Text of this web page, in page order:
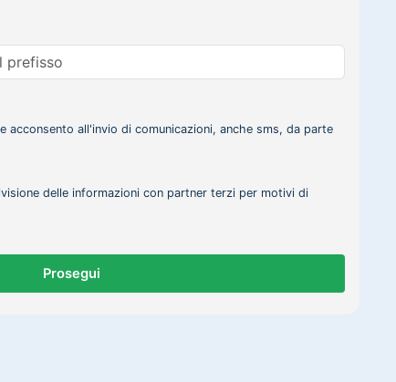
e acconsento all'invio di comunicazioni, anche sms, da parte
delle informazioni con partner terzi per motivi di